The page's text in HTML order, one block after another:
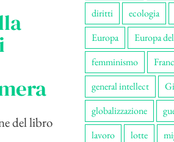
del libro
diritti
ecologia
Europa
Europa
femminismo
general intellect
globalizzazione
lavoro
lotte